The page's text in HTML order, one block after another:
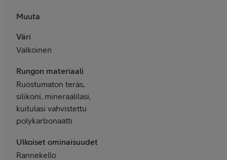
Muuta
Väri
Valkoinen
Rungon materiaali
Ruostumaton teräs,
silikoni, mineraalilasi,
kuitulasi vahvistettu
polykarbonaatti
Ulkoiset ominaisuudet
Rannekello